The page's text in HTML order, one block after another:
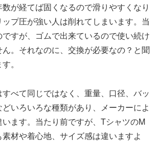
が経てば固くなるので滑りやすくなり
プ圧が強い人は削れてしまいます。当
すが、ゴムで出来ているので使い続け
。それなのに、交換が必要なの？と聞
。
べて同じではなく、重量、口径、バッ
いろいろな種類があり、メーカーによ
ます。当たり前ですが、TシャツのM
材や着心地、サイズ感は違いますよ